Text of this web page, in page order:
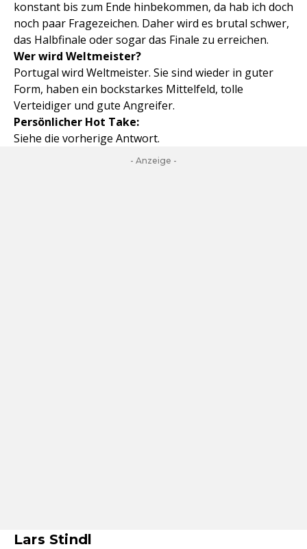
konstant bis zum Ende hinbekommen, da hab ich doch
noch paar Fragezeichen. Daher wird es brutal schwer,
das Halbfinale oder sogar das Finale zu erreichen.
Wer wird Weltmeister?
Portugal wird Weltmeister. Sie sind wieder in guter
Form, haben ein bockstarkes Mittelfeld, tolle
Verteidiger und gute Angreifer.
Persönlicher Hot Take:
Siehe die vorherige Antwort.
- Anzeige -
Lars Stindl